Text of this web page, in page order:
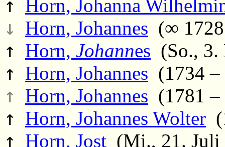
↑ Horn, Johanna
↓ Horn, Johannes (∞
↑ Horn, Johannes (So., 3.
↑ Horn, Johannes (1734 –
↑ Horn, Johannes (1781 –
↑ Horn, Johannes Wolter
↑ Horn, Jost (Mi., 21. Juli